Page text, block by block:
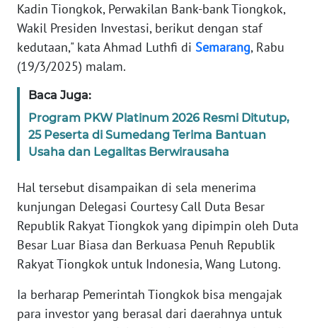
Kadin Tiongkok, Perwakilan Bank-bank Tiongkok,
Wakil Presiden Investasi, berikut dengan staf
kedutaan," kata Ahmad Luthfi di Semarang, Rabu
(19/3/2025) malam.
Baca Juga:
Program PKW Platinum 2026 Resmi Ditutup,
25 Peserta di Sumedang Terima Bantuan
Usaha dan Legalitas Berwirausaha
Hal tersebut disampaikan di sela menerima
kunjungan Delegasi Courtesy Call Duta Besar
Republik Rakyat Tiongkok yang dipimpin oleh Duta
Besar Luar Biasa dan Berkuasa Penuh Republik
Rakyat Tiongkok untuk Indonesia, Wang Lutong.
Ia berharap Pemerintah Tiongkok bisa mengajak
para investor yang berasal dari daerahnya untuk
Regional
WN
SUMUT
WN
JAKARTA
WN
WN
BANTEN
WN
NTT
WN